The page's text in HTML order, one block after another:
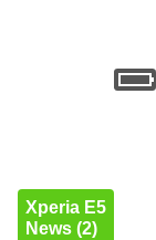
Xperia E5
News (2)